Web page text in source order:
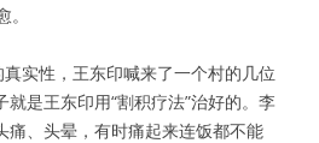
真实性，王东印喊来了一个村的几位
是王东印用“割积疗法”治好的。李
痛、头晕，有时痛起来连饭都不能